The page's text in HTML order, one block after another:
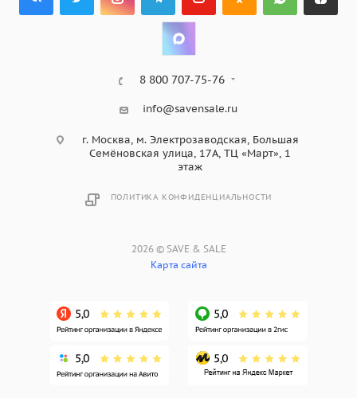
8 800 707-75-76
info@savensale.ru
г. Москва, м. Электрозаводская, Большая
Семёновская улица, 17А, ТЦ «Март», 1
этаж
ПОЛИТИКА КОНФИДЕНЦИАЛЬНОСТИ
2026 © SAVE & SALE
Карта сайта